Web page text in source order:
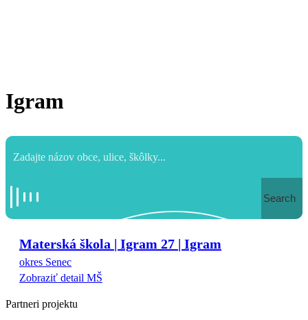
Igram
Search
Materská škola | Igram 27 | Igram
okres Senec
Zobraziť detail MŠ
Partneri projektu